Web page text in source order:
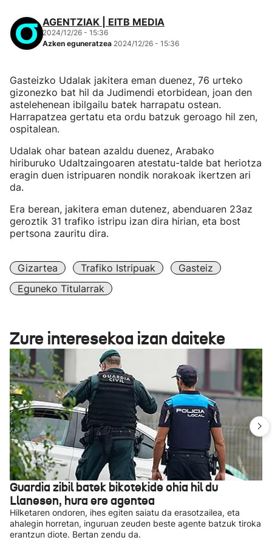
AGENTZIAK | EITB MEDIA
2024/12/26 - 15:36
Azken eguneratzea 2024/12/26 - 15:36
Gasteizko Udalak jakitera eman duenez, 76 urteko
gizonezko bat hil da Judimendi etorbidean, joan den
astelehenean ibilgailu batek harrapatu ostean.
Harrapatzea gertatu eta ordu batzuk geroago hil zen,
ospitalean.
Udalak ohar batean azaldu duenez, Arabako
hiriburuko Udaltzaingoaren atestatu-talde bat heriotza
eragin duen istripuaren nondik norakoak ikertzen ari
da.
Era berean, jakitera eman dutenez, abenduaren 23az
geroztik 31 trafiko istripu izan dira hirian, eta bost
pertsona zauritu dira.
Gizartea Trafiko Istripuak
Gasteiz
Eguneko Titularrak
Zure interesekoa izan daiteke
Guardia zibil batek bikotekide ohia hil du
Llanesen, hura ere agentea
Hilketaren ondoren, ihes egiten saiatu da erasotzailea, eta
ahalegin horretan, inguruan zeuden beste agente batzuk tiroka
erantzun diote. Bertan zendu da.